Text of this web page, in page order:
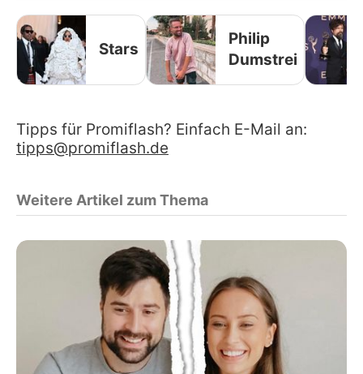
Stars
Philip
Dumstrei
Tipps für Promiflash? Einfach E-Mail an:
tipps@promiflash.de
Weitere Artikel zum Thema